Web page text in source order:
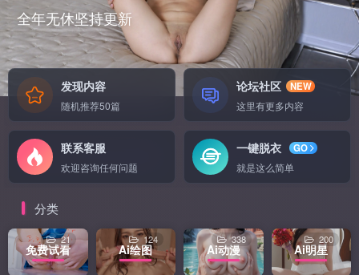
全年无休坚持更新
发现内容
随机推荐50篇
论坛社区
NEW
这里有更多内容
联系客服
欢迎咨询任何问题
一键脱衣
GO
就是这么简单
分类
免费试看
21
Ai绘图
124
Ai动漫
338
Ai明星
200